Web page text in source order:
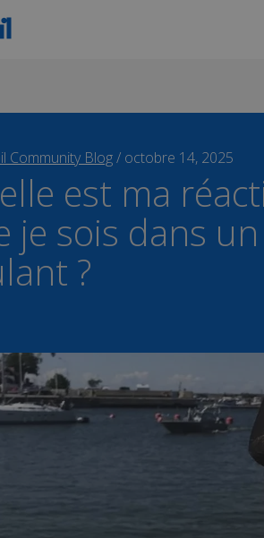
Community Blog/ octobre 14, 2025
est ma
je sois dans
?